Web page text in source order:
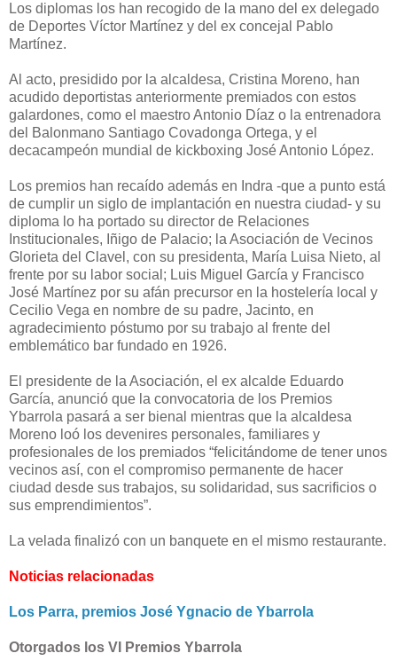
Los diplomas los han recogido de la mano del ex delegado
de Deportes Víctor Martínez y del ex concejal Pablo
Martínez.
Al acto, presidido por la alcaldesa, Cristina Moreno, han
acudido deportistas anteriormente premiados con estos
galardones, como el maestro Antonio Díaz o la entrenadora
del Balonmano Santiago Covadonga Ortega, y el
decacampeón mundial de kickboxing José Antonio López.
Los premios han recaído además en Indra -que a punto está
de cumplir un siglo de implantación en nuestra ciudad- y su
diploma lo ha portado su director de Relaciones
Institucionales, Iñigo de Palacio; la Asociación de Vecinos
Glorieta del Clavel, con su presidenta, María Luisa Nieto, al
frente por su labor social; Luis Miguel García y Francisco
José Martínez por su afán precursor en la hostelería local y
Cecilio Vega en nombre de su padre, Jacinto, en
agradecimiento póstumo por su trabajo al frente del
emblemático bar fundado en 1926.
El presidente de la Asociación, el ex alcalde Eduardo
García, anunció que la convocatoria de los Premios
Ybarrola pasará a ser bienal mientras que la alcaldesa
Moreno loó los devenires personales, familiares y
profesionales de los premiados “felicitándome de tener unos
vecinos así, con el compromiso permanente de hacer
ciudad desde sus trabajos, su solidaridad, sus sacrificios o
sus emprendimientos”.
La velada finalizó con un banquete en el mismo restaurante.
Noticias relacionadas
Los Parra, premios José Ygnacio de Ybarrola
Otorgados los VI Premios Ybarrola